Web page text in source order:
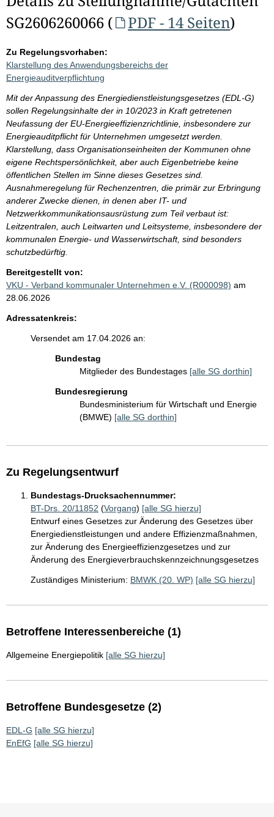
SG2606260066 (
PDF - 14 Seiten)
Zu Regelungsvorhaben:
Klarstellung des Anwendungsbereichs der
Energieauditverpflichtung
Mit der Anpassung des Energiedienstleistungsgesetzes (EDL-G)
sollen Regelungsinhalte der in 10/2023 in Kraft getretenen
Neufassung der EU-Energieeffizienzrichtlinie, insbesondere zur
Energieauditpflicht für Unternehmen umgesetzt werden.
Klarstellung, dass Organisationseinheiten der Kommunen ohne
eigene Rechtspersönlichkeit, aber auch Eigenbetriebe keine
öffentlichen Stellen im Sinne dieses Gesetzes sind.
Ausnahmeregelung für Rechenzentren, die primär zur Erbringung
anderer Zwecke dienen, in denen aber IT- und
Netzwerkkommunikationsausrüstung zum Teil verbaut ist:
Leitzentralen, auch Leitwarten und Leitsysteme, insbesondere der
kommunalen Energie- und Wasserwirtschaft, sind besonders
schutzbedürftig.
Bereitgestellt von:
VKU - Verband kommunaler Unternehmen e.V. (R000098) am
28.06.2026
Adressatenkreis:
Versendet am 17.04.2026 an:
Bundestag
Mitglieder des Bundestages [alle SG dorthin]
Bundesregierung
Bundesministerium für Wirtschaft und Energie
(BMWE) [alle SG dorthin]
Zu Regelungsentwurf
Bundestags-Drucksachennummer:
BT-Drs. 20/11852 (Vorgang) [alle SG hierzu]
Entwurf eines Gesetzes zur Änderung des Gesetzes über
Energiedienstleistungen und andere Effizienzmaßnahmen,
zur Änderung des Energieeffizienzgesetzes und zur
Änderung des Energieverbrauchskennzeichnungsgesetzes
Zuständiges Ministerium: BMWK (20. WP) [alle SG hierzu]
Betroffene Interessenbereiche (1)
Allgemeine Energiepolitik [alle SG hierzu]
Betroffene Bundesgesetze (2)
EDL-G [alle SG hierzu]
EnEfG [alle SG hierzu]